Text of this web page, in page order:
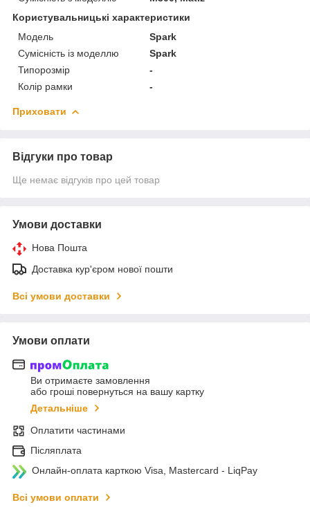
Користувальницькі характеристики
Мoдель
Spark
Сумісність із моделлю
Spark
Типорозмір
-
Колір рамки
-
Приховати
Відгуки про товар
Ще немає відгуків про цей товар
Умови доставки
Нова Пошта
Доставка кур'єром нової пошти
Всі умови доставки
Умови оплати
Ви отримаєте замовлення
або гроші повернуться на вашу картку
Детальніше
Оплатити частинами
Післяплата
Онлайн-оплата карткою Visa, Mastercard - LiqPay
Всі умови оплати